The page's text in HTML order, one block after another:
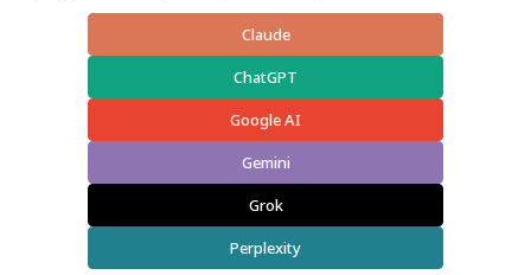
Claude
ChatGPT
Google AI
Gemini
Grok
Perplexity